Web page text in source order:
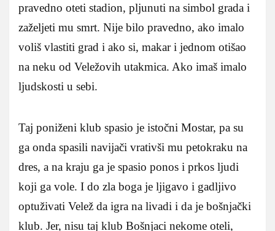
pravedno oteti stadion, pljunuti na simbol grada i
zaželjeti mu smrt. Nije bilo pravedno, ako imalo
voliš vlastiti grad i ako si, makar i jednom otišao
na neku od Veležovih utakmica. Ako imaš imalo
ljudskosti u sebi.
Taj poniženi klub spasio je istočni Mostar, pa su
ga onda spasili navijači vrativši mu petokraku na
dres, a na kraju ga je spasio ponos i prkos ljudi
koji ga vole. I do zla boga je ljigavo i gadljivo
optuživati Velež da igra na livadi i da je bošnjački
klub. Jer, nisu taj klub Bošnjaci nekome oteli,